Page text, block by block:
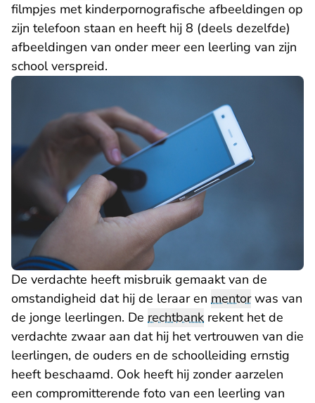
filmpjes met kinderpornografische afbeeldingen op
zijn telefoon staan en heeft hij 8 (deels dezelfde)
afbeeldingen van onder meer een leerling van zijn
school verspreid.
De verdachte heeft misbruik gemaakt van de
omstandigheid dat hij de leraar en mentorwas van
de jonge leerlingen. De rechtbank rekent het de
verdachte zwaar aan dat hij het vertrouwen van die
leerlingen, de ouders en de schoolleiding ernstig
heeft beschaamd. Ook heeft hij zonder aarzelen
een compromitterende foto van een leerling van